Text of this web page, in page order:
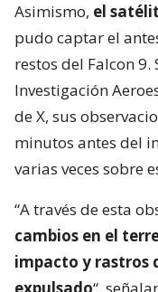
Asimismo, el
pudo captar el
restos del Falcon
Investigación
de X, sus
minutos antes del
varias veces sobre
“A través de esta
cambios en el
impacto y rastros